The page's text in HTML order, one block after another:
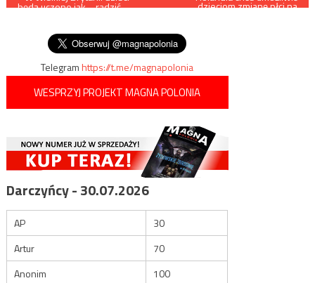
będą uczone jak… radzić dzieciom zmianę płci na
Telegramhttps://t.me/magnapolonia
WESPRZYJ PROJEKT MAGNA POLONIA
Darczyńcy - 30.07.2026
AP
30
Artur
70
Anonim
100